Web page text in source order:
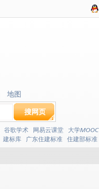
地图
地图
搜网页
谷歌学术 网易云课堂 大学MOOC
建标库 广东住建标准 住建部标准